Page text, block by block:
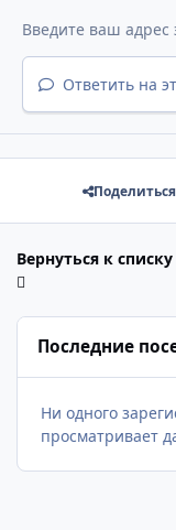
Ответить на
Поделиться
Вернуться к
Последние
Ни одного
просматривает